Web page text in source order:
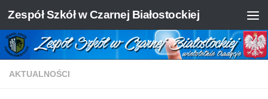
Skip to content
Zespół Szkół w Czarnej Białostockiej
AKTUALNOŚCI